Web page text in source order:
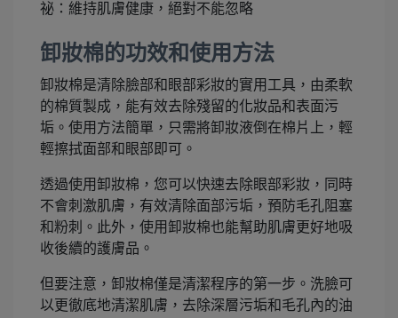
祕：維持肌膚健康，絕對不能忽略
卸妝棉的功效和使用方法
卸妝棉是清除臉部和眼部彩妝的實用工具，由柔軟
的棉質製成，能有效去除殘留的化妝品和表面污
垢。使用方法簡單，只需將卸妝液倒在棉片上，輕
輕擦拭面部和眼部即可。
透過使用卸妝棉，您可以快速去除眼部彩妝，同時
不會刺激肌膚，有效清除面部污垢，預防毛孔阻塞
和粉刺。此外，使用卸妝棉也能幫助肌膚更好地吸
收後續的護膚品。
但要注意，卸妝棉僅是清潔程序的第一步。洗臉可
以更徹底地清潔肌膚，去除深層污垢和毛孔內的油